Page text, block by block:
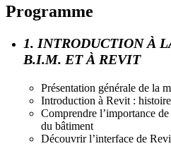
Programme
1. INTRODUCTION À
B.I.M. ET À REVIT
Présentation générale de la
Introduction à Revit :
Comprendre l’importance
du bâtiment
Découvrir l’interface de